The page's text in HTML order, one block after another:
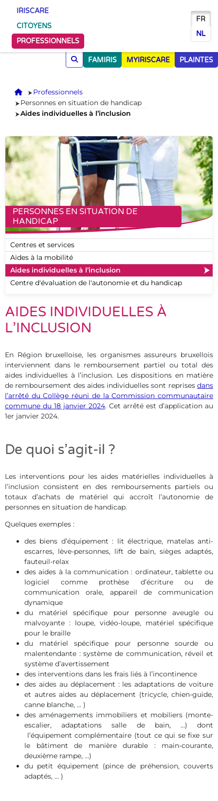
IRISCARE
CITOYENS
PROFESSIONNELS
FR
NL
FAMIRIS MYIRISCARE PLAINTES
AccueilProfessionnels
Personnes en situation de handicap
Aides individuelles à l’inclusion
PERSONNES EN SITUATION DE
HANDICAP
Centres et services
Aides à la mobilité
Aides individuelles à l’inclusion
Centre d'évaluation de l'autonomie et du handicap
AIDES INDIVIDUELLES À
L’INCLUSION
En Région bruxelloise, les organismes assureurs bruxellois
interviennent dans le remboursement partiel ou total des
aides individuelles à l’inclusion. Les dispositions en matière
de remboursement des aides individuelles sont reprises dans
l’arrêté du Collège réuni de la Commission communautaire
commune du 18 janvier 2024. Cet arrêté est d’application au
1er janvier 2024.
De quoi s’agit-il ?
Les interventions pour les aides matérielles individuelles à
l’inclusion consistent en des remboursements partiels ou
totaux d’achats de matériel qui accroît l’autonomie de
personnes en situation de handicap.
Quelques exemples :
des biens d’équipement : lit électrique, matelas anti-
escarres, lève-personnes, lift de bain, sièges adaptés,
fauteuil-relax
des aides à la communication : ordinateur, tablette ou
logiciel comme prothèse d’écriture ou de
communication orale, appareil de communication
dynamique
du matériel spécifique pour personne aveugle ou
malvoyante : loupe, vidéo-loupe, matériel spécifique
pour le braille
du matériel spécifique pour personne sourde ou
malentendante : système de communication, réveil et
système d’avertissement
des interventions dans les frais liés à l’incontinence
des aides au déplacement : les adaptations de voiture
et autres aides au déplacement (tricycle, chien-guide,
canne blanche, … )
des aménagements immobiliers et mobiliers (monte-
escalier, adaptations salle de bain, …) dont
l’équipement complémentaire (tout ce qui se fixe sur
le bâtiment de manière durable : main-courante,
deuxième rampe, …)
du petit équipement (pince de préhension, couverts
adaptés, … )